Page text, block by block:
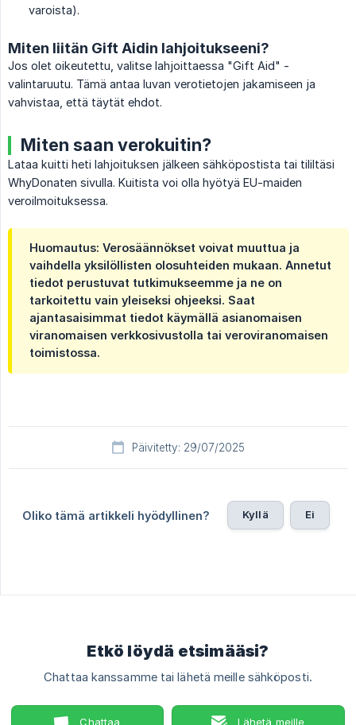
varoista).
Miten liitän Gift Aidin lahjoitukseeni?
Jos olet oikeutettu, valitse lahjoittaessa "Gift Aid" -
valintaruutu. Tämä antaa luvan verotietojen jakamiseen ja
vahvistaa, että täytät ehdot.
Miten saan verokuitin?
Lataa kuitti heti lahjoituksen jälkeen sähköpostista tai tililtäsi
WhyDonaten sivulla. Kuitista voi olla hyötyä EU-maiden
veroilmoituksessa.
Huomautus: Verosäännökset voivat muuttua ja
vaihdella yksilöllisten olosuhteiden mukaan. Annetut
tiedot perustuvat tutkimukseemme ja ne on
tarkoitettu vain yleiseksi ohjeeksi. Saat
ajantasaisimmat tiedot käymällä asianomaisen
viranomaisen verkkosivustolla tai veroviranomaisen
toimistossa.
Päivitetty: 29/07/2025
Oliko tämä artikkeli hyödyllinen? Kyllä Ei
Etkö löydä etsimääsi?
Chattaa kanssamme tai lähetä meille sähköposti.
Chattaa Lähetä meille